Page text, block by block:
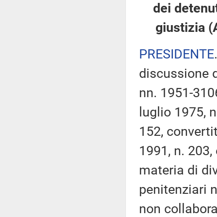
dei
giustizia
PRESIDENTE
discussione
nn. 1951-
luglio 1975,
152,
1991, n.
materia di
penitenziari
non